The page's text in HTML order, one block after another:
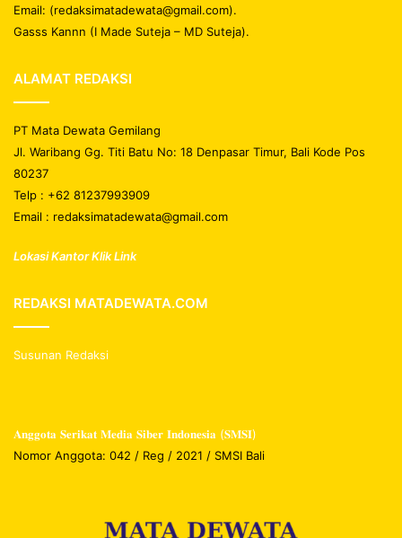
Email: (redaksimatadewata@gmail.com).
Gasss Kannn (I Made Suteja – MD Suteja).
ALAMAT REDAKSI
PT Mata Dewata Gemilang
Jl. Waribang Gg. Titi Batu No: 18 Denpasar Timur, Bali Kode Pos
80237
Telp : +62 81237993909
Email : redaksimatadewata@gmail.com
Lokasi Kantor Klik Link
REDAKSI MATADEWATA.COM
Susunan Redaksi
𝐀𝐧𝐠𝐠𝐨𝐭𝐚 𝐒𝐞𝐫𝐢𝐤𝐚𝐭 𝐌𝐞𝐝𝐢𝐚 𝐒𝐢𝐛𝐞𝐫 𝐈𝐧𝐝𝐨𝐧𝐞𝐬𝐢𝐚 (𝐒𝐌𝐒𝐈)
Nomor Anggota: 042 / Reg / 2021 / SMSI Bali